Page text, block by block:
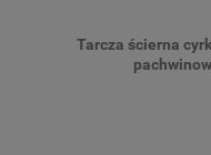
Tarcza ścierna